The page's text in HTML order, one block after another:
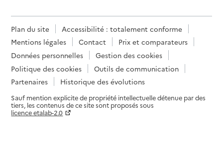
Plan du site
Accessibilité : totalement conforme
Mentions légales
Contact
Prix et comparateurs
Données personnelles
Gestion des cookies
Politique des cookies
Outils de communication
Partenaires
Historique des évolutions
Sauf mention explicite de propriété intellectuelle détenue par des
tiers, les contenus de ce site sont proposés sous
licence etalab-2.0